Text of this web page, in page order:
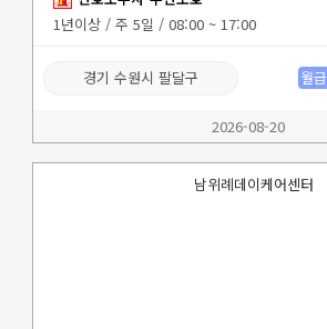
1년이상 / 주 5일 / 08:00 ~ 17:00
경기 수원시 팔달구 월급
2026-08-20
남위례데이케어센터